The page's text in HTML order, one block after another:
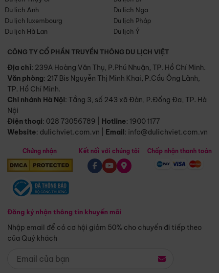
Du lịch Anh
Du lịch Nga
Du lịch luxembourg
Du lịch Pháp
Du lịch Hà Lan
Du lịch Ý
CÔNG TY CỔ PHẦN TRUYỀN THÔNG DU LỊCH VIỆT
Địa chỉ: 239A Hoàng Văn Thụ, P.Phú Nhuận, TP. Hồ Chí Minh.
Văn phòng: 217 Bis Nguyễn Thị Minh Khai, P.Cầu Ông Lãnh,
TP. Hồ Chí Minh.
Chi nhánh Hà Nội: Tầng 3, số 243 xã Đàn, P.Đống Đa, TP. Hà
Nội
Điện thoại: 028 73056789 Hotline: 1900 1177
Website: dulichviet.com.vn Email: info@dulichviet.com.vn
Chứng nhận
Đăng ký nhận thông tin khuyến mãi
Nhập email để có cơ hội giảm 50% cho chuyến đi tiếp theo
của Quý khách
Kết nối với chúng tôi Chấp nhận thanh toán